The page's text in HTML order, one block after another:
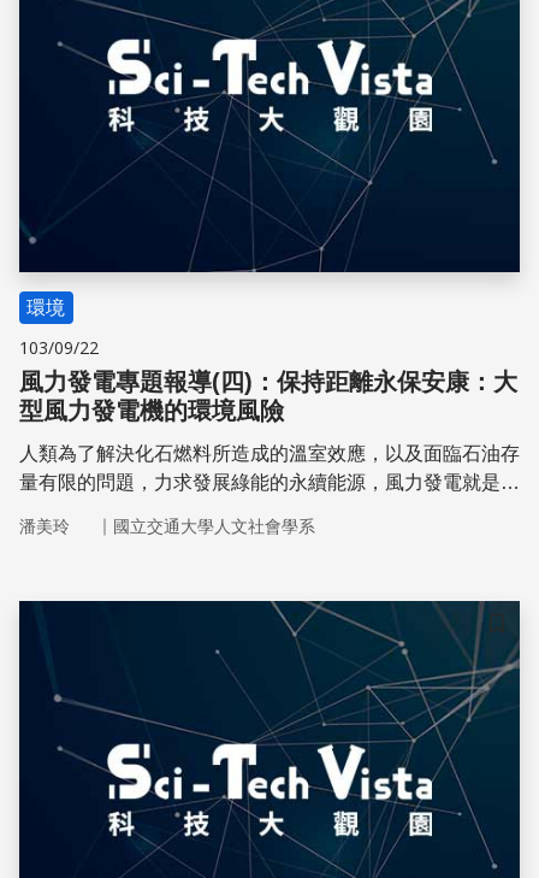
環境
103/09/22
風力發電專題報導(四)：保持距離永保安康：大
型風力發電機的環境風險
人類為了解決化石燃料所造成的溫室效應，以及面臨石油存
量有限的問題，力求發展綠能的永續能源，風力發電就是來
些問題的重要方案。然而具有優良風場條件的地區，卻也是
險，以及政府環境影響評估規範的不足，造成在地民眾採取
抗爭形式以抗拒風機的設置，成為台灣社會運動的新近議
題，2014年7月14日才剛結束的長達2年的「苑裡反瘋車自
救會」與英華威集團間的衝突，則是最具代表性的事例。
潘美玲 ｜ 國立交通大學人文社會學系
儲存